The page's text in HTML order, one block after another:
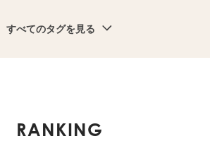
すべてのタグを見る
RANKING